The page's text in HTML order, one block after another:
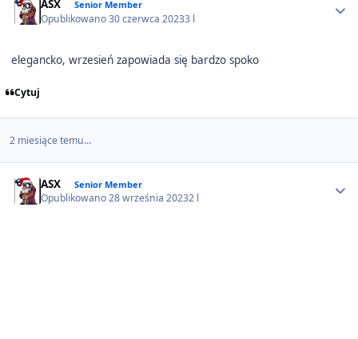
ASX Senior Member
Opublikowano30 czerwca 20233 l
elegancko, wrzesień zapowiada się bardzo spoko
Cytuj
2 miesiące temu...
ASX Senior Member
Opublikowano28 września 20232 l